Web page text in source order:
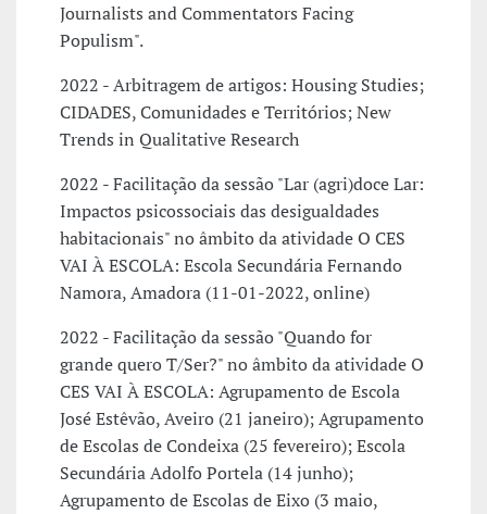
Journalists and Commentators Facing
Populism".
2022 - Arbitragem de artigos: Housing Studies;
CIDADES, Comunidades e Territórios; New
Trends in Qualitative Research
2022 - Facilitação da sessão "Lar (agri)doce Lar:
Impactos psicossociais das desigualdades
habitacionais" no âmbito da atividade O CES
VAI À ESCOLA: Escola Secundária Fernando
Namora, Amadora (11-01-2022, online)
2022 - Facilitação da sessão "Quando for
grande quero T/Ser?" no âmbito da atividade O
CES VAI À ESCOLA: Agrupamento de Escola
José Estêvão, Aveiro (21 janeiro); Agrupamento
de Escolas de Condeixa (25 fevereiro); Escola
Secundária Adolfo Portela (14 junho);
Agrupamento de Escolas de Eixo (3 maio,